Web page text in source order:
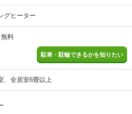
グヒーター
料
駐車・駐輪できるかを知りたい
、全居室6畳以上